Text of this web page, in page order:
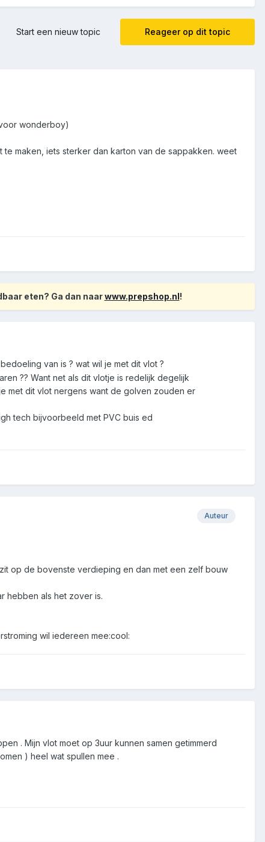
Reageer op dit topic
Start een nieuw topic
wonderboy)
maken, iets sterker dan karton van de sappakken. weet
eten? Ga dan naarwww.prepshop.nl!
van is ? wat wil je met dit vlot ?
?? Want net als dit vlotje is redelijk degelijk
met dit vlot nergens want de golven zouden er
tech bijvoorbeeld met PVC buis ed
Auteur
op de bovenste verdieping en dan met een zelf bouw
hebben als het zover is.
wil iedereen mee:cool:
. Mijn vlot moet op 3uur kunnen samen getimmerd
) heel wat spullen mee .